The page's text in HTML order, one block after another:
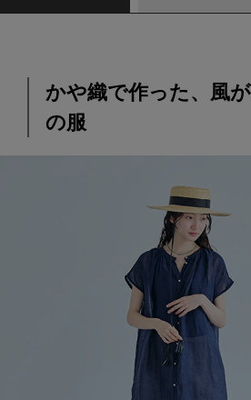
かや織で作った、風
の服